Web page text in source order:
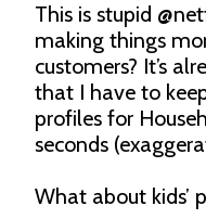
This is stupid
making things
customers? It’s
that I have to
profiles for
seconds
What about kids’